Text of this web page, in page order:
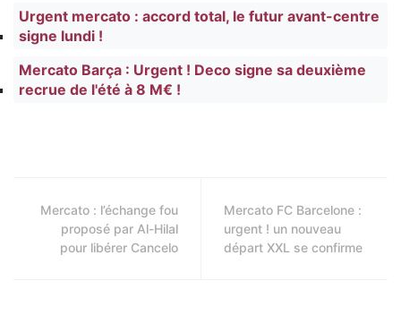
Urgent mercato : accord total, le futur avant-centre
signe lundi !
Mercato Barça : Urgent ! Deco signe sa deuxième
recrue de l'été à 8 M€ !
Mercato : l’échange fou
proposé par Al-Hilal
pour libérer Cancelo
Mercato FC Barcelone :
urgent ! un nouveau
départ XXL se confirme